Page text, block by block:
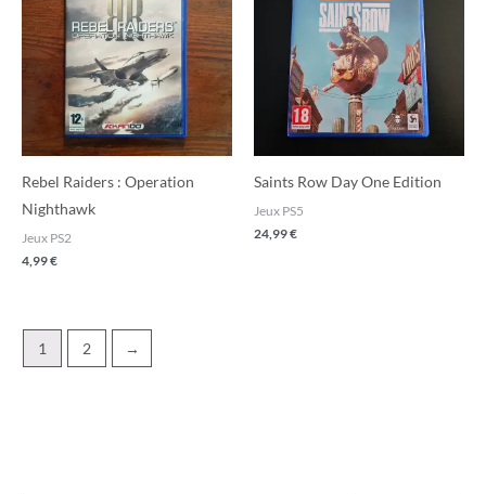
Rebel Raiders : Operation
Nighthawk
Jeux PS2
4,99€
Saints Row Day One Edition
Jeux PS5
24,99€
1 2 →